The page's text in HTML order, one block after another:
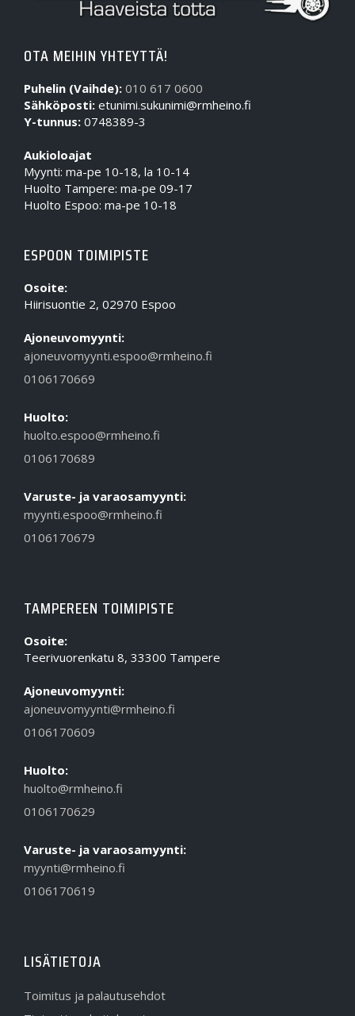
OTA MEIHIN YHTEYTTÄ!
Puhelin (Vaihde): 010 617 0600
Sähköposti: etunimi.sukunimi@rmheino.fi
Y-tunnus: 0748389-3
Aukioloajat
Myynti: ma-pe 10-18, la 10-14
Huolto Tampere: ma-pe 09-17
Huolto Espoo: ma-pe 10-18
ESPOON TOIMIPISTE
Osoite:
Hiirisuontie 2, 02970 Espoo
Ajoneuvomyynti:
ajoneuvomyynti.espoo@rmheino.fi
0106170669
Huolto:
huolto.espoo@rmheino.fi
0106170689
Varuste- ja varaosamyynti:
myynti.espoo@rmheino.fi
0106170679
TAMPEREEN TOIMIPISTE
Osoite:
Teerivuorenkatu 8, 33300 Tampere
Ajoneuvomyynti:
ajoneuvomyynti@rmheino.fi
0106170609
Huolto:
huolto@rmheino.fi
0106170629
Varuste- ja varaosamyynti:
myynti@rmheino.fi
0106170619
LISÄTIETOJA
Toimitus ja palautusehdot